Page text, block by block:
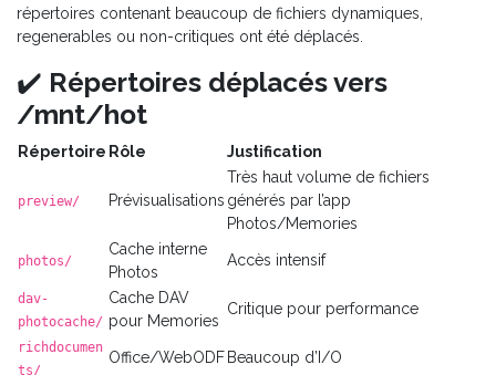
répertoires contenant beaucoup de fichiers dynamiques,
regenerables ou non-critiques ont été déplacés.
✔️ Répertoires déplacés vers
/mnt/hot
Répertoire Rôle Justification
preview/ Prévisualisations
Très haut volume de fichiers
générés par l’app
Photos/Memories
photos/
Cache interne
Photos
Accès intensif
dav-
photocache/
Cache DAV
pour Memories
Critique pour performance
richdocumen
ts/
Office/WebODF Beaucoup d’I/O